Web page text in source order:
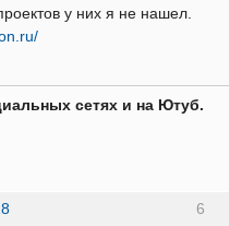
у них я не нашел.
сетях и на Ютуб.
6